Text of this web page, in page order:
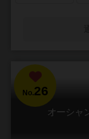
No.26
オーシャ